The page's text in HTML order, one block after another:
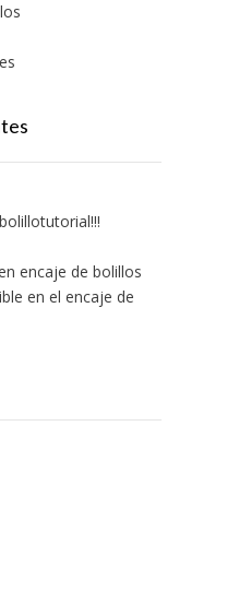
encaje de bolillos
en el encaje de